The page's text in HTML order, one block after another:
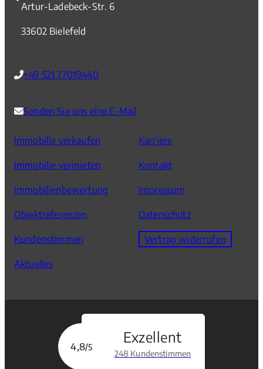
Artur-Ladebeck-Str. 6
33602 Bielefeld
+49 521 77019440
Senden Sie uns eine E-Mail
Immobilie verkaufen
Immobilie vermieten
Immobilienbewertung
Objektreferenzen
Kundenstimmen
Aktuelles
Karriere
Kontakt
Impressum
Datenschutz
Vertrag widerrufen
4,8/5
Exzellent
248 Kundenstimmen